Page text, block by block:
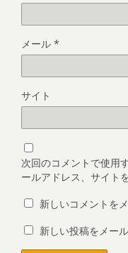
メール *
サイト
次回のコメントで使用
ールアドレス、サイト
新しいコメントを
新しい投稿をメー